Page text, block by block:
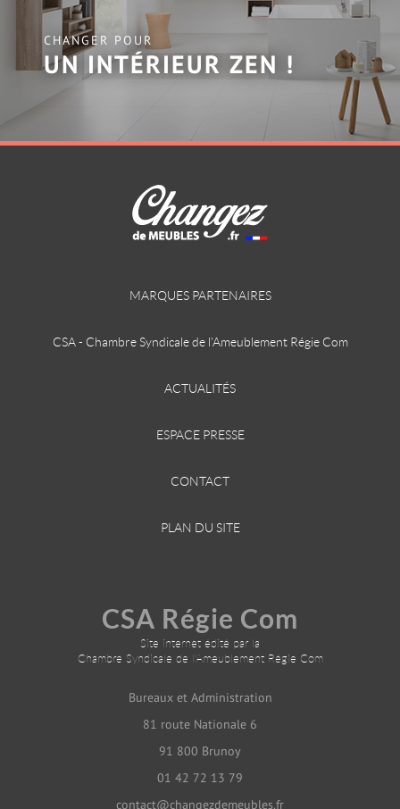
CHANGER POUR
UN INTÉRIEUR ZEN !
MARQUES PARTENAIRES
CSA - Chambre Syndicale de l'Ameublement Régie Com
ACTUALITÉS
ESPACE PRESSE
CONTACT
PLAN DU SITE
CSA Régie Com
Site internet édité par la
Chambre Syndicale de l'Ameublement Régie Com
Bureaux et Administration
81 route Nationale 6
91 800 Brunoy
01 42 72 13 79
contact@changezdemeubles.fr